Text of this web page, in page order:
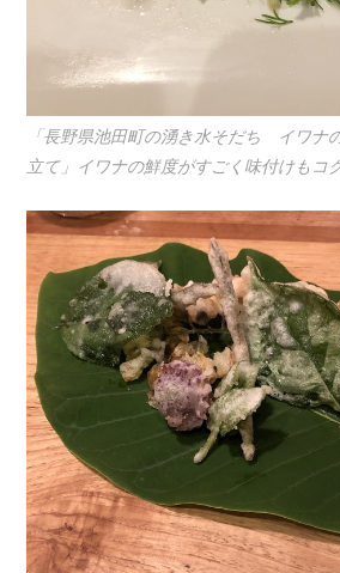
「長野県池田町の湧き水そだち イワ
立て」イワナの鮮度がすごく味付けもコ